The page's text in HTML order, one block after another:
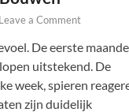
Leave a Comment
De eerste
uitstekend. De
week, spieren
zijn duidelijk